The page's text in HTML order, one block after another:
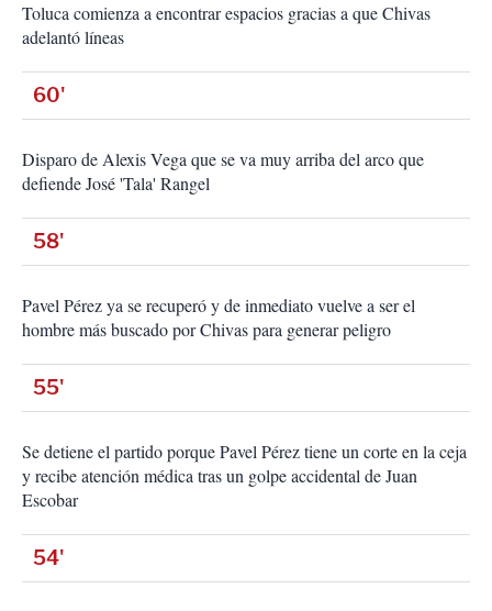
Toluca comienza a encontrar espacios gracias a que Chivas
adelantó líneas
60'
Disparo de Alexis Vega que se va muy arriba del arco que
defiende José 'Tala' Rangel
58'
Pavel Pérez ya se recuperó y de inmediato vuelve a ser el
hombre más buscado por Chivas para generar peligro
55'
Se detiene el partido porque Pavel Pérez tiene un corte en la ceja
y recibe atención médica tras un golpe accidental de Juan
Escobar
54'